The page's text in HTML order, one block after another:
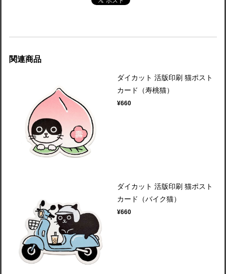
関連商品
ダイカット 活版印刷 猫ポスト
カード（寿桃猫）
¥660
ダイカット 活版印刷 猫ポスト
カード（バイク猫）
¥660